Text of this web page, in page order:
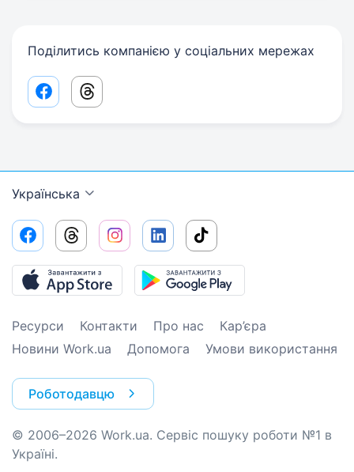
Поділитись компанією у соціальних мережах
Facebook share link
Threads share link
Українська
Ресурси Контакти Про нас
Кар’єра
Новини Work.ua
Допомога Умови використання
Роботодавцю
© 2006–2026 Work.ua. Сервіс пошуку роботи №1 в
Україні.